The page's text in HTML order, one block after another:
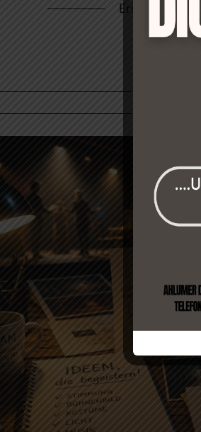
Erstellt am